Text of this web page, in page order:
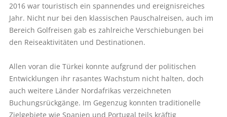
2016 war touristisch ein spannendes und ereignisreiches
Jahr. Nicht nur bei den klassischen Pauschalreisen, auch im
Bereich Golfreisen gab es zahlreiche Verschiebungen bei
den Reiseaktivitäten und Destinationen.
Allen voran die Türkei konnte aufgrund der politischen
Entwicklungen ihr rasantes Wachstum nicht halten, doch
auch weitere Länder Nordafrikas verzeichneten
Buchungsrückgänge. Im Gegenzug konnten traditionelle
Zielgebiete wie Spanien und Portugal teils kräftig